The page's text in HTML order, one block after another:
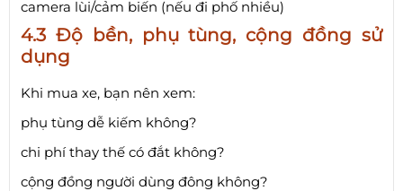
camera lùi/cảm biến (nếu đi phố nhiều)
4.3 Độ bền, phụ tùng, cộng đồng sử
dụng
Khi mua xe, bạn nên xem:
phụ tùng dễ kiếm không?
chi phí thay thế có đắt không?
cộng đồng người dùng đông không?